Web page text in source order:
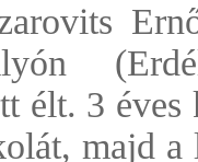
élt. 3 éves
majd a